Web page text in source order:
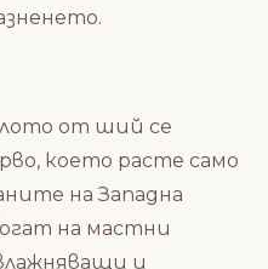
от ший се
което расте само
на Западна
на мастни
и